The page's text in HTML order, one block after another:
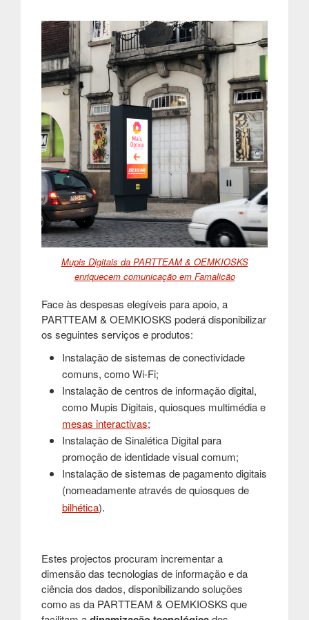
Mupis Digitais da PARTTEAM & OEMKIOSKS
enriquecem comunicação em Famalicão
Face às despesas elegíveis para apoio, a
PARTTEAM & OEMKIOSKS poderá disponibilizar
os seguintes serviços e produtos:
Instalação de sistemas de conectividade
comuns, como Wi-Fi;
Instalação de centros de informação digital,
como Mupis Digitais, quiosques multimédia e
mesas interactivas;
Instalação de Sinalética Digital para
promoção de identidade visual comum;
Instalação de sistemas de pagamento digitais
(nomeadamente através de quiosques de
bilhética).
Estes projectos procuram incrementar a
dimensão das tecnologias de informação e da
ciência dos dados, disponibilizando soluções
como as da PARTTEAM & OEMKIOSKS que